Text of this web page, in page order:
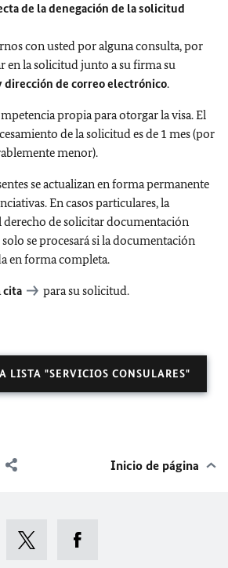
de la denegación de la solicitud
con usted por alguna consulta, por
en la solicitud junto a su firma su
de correo electrónico.
propia para otorgar la visa. El
de la solicitud es de 1 mes (por
menor).
se actualizan en forma permanente
En casos particulares, la
derecho de solicitar documentación
se procesará si la documentación
en forma completa.
cita para su solicitud.
LISTA "SERVICIOS CONSULARES"
Inicio de página